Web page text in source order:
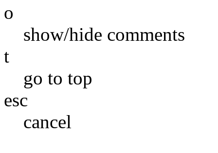
o
show/hide comments
t
go to top
esc
cancel